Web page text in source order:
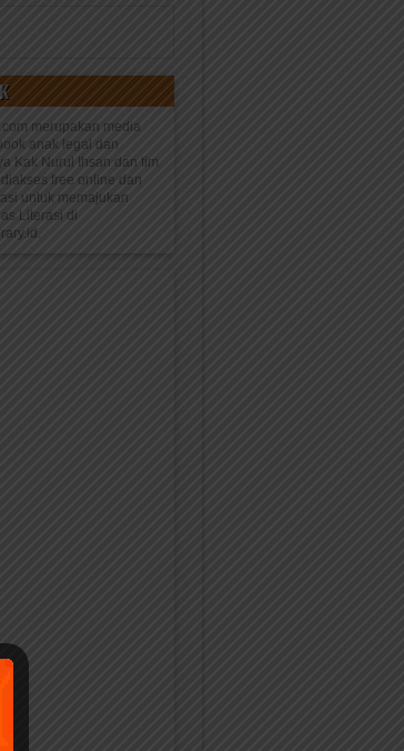
merupakan media
anak legal dan
Kak Nurul Ihsan dan tim
free online dan
untuk memajukan
Literasi di